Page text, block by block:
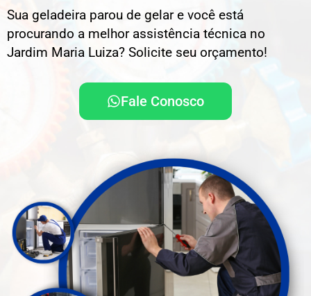
Sua geladeira parou de gelar e você está
procurando a melhor assistência técnica no
Jardim Maria Luiza? Solicite seu orçamento!
Fale Conosco